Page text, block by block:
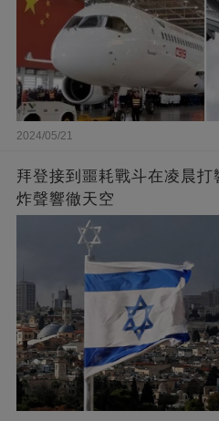
2024/05/21
拜登接到噩耗戰斗在凌晨
炸聲響徹天空